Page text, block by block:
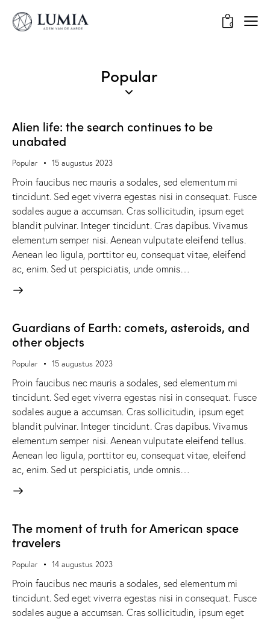
0
Popular
Alien life: the search continues to be
unabated
Popular 15 augustus 2023
Proin faucibus nec mauris a sodales, sed elementum mi
tincidunt. Sed eget viverra egestas nisi in consequat. Fusce
sodales augue a accumsan. Cras sollicitudin, ipsum eget
blandit pulvinar. Integer tincidunt. Cras dapibus. Vivamus
elementum semper nisi. Aenean vulputate eleifend tellus.
Aenean leo ligula, porttitor eu, consequat vitae, eleifend
ac, enim. Sed ut perspiciatis, unde omnis…
Guardians of Earth: comets, asteroids, and
other objects
Popular 15 augustus 2023
Proin faucibus nec mauris a sodales, sed elementum mi
tincidunt. Sed eget viverra egestas nisi in consequat. Fusce
sodales augue a accumsan. Cras sollicitudin, ipsum eget
blandit pulvinar. Integer tincidunt. Cras dapibus. Vivamus
elementum semper nisi. Aenean vulputate eleifend tellus.
Aenean leo ligula, porttitor eu, consequat vitae, eleifend
ac, enim. Sed ut perspiciatis, unde omnis…
The moment of truth for American space
travelers
Popular 14 augustus 2023
Proin faucibus nec mauris a sodales, sed elementum mi
tincidunt. Sed eget viverra egestas nisi in consequat. Fusce
sodales augue a accumsan. Cras sollicitudin, ipsum eget